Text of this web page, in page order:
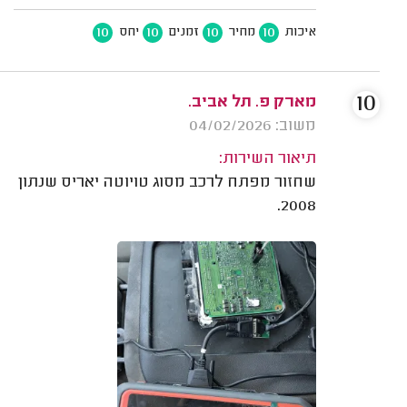
איכות 10 מחיר 10 זמנים 10 יחס 10
מארק פ. תל אביב.
משוב: 04/02/2026
תיאור השירות:
שחזור מפתח לרכב מסוג טויוטה יאריס שנתון
2008.
10